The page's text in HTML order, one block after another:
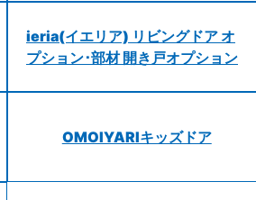
ieria(イエリア) リビングドア オ
プション･部材 開き戸オプション
OMOIYARIキッズドア